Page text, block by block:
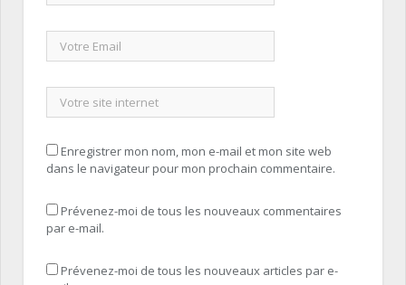
Enregistrer mon nom, mon e-mail et mon site web
dans le navigateur pour mon prochain commentaire.
Prévenez-moi de tous les nouveaux commentaires
par e-mail.
Prévenez-moi de tous les nouveaux articles par e-